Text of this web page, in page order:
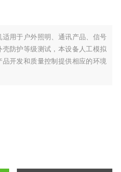
适用于户外照明、通讯产品、信号
防护等级测试，本设备人工模拟
开发和质量控制提供相应的环境